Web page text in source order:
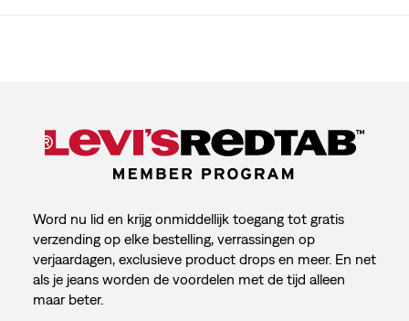
Word nu lid en krijg onmiddellijk toegang tot gratis
verzending op elke bestelling, verrassingen op
verjaardagen, exclusieve product drops en meer. En net
als je jeans worden de voordelen met de tijd alleen
maar beter.